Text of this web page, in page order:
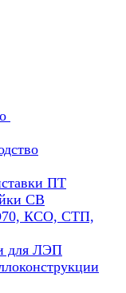
ПТ
СВ
КСО, СТП,
для ЛЭП